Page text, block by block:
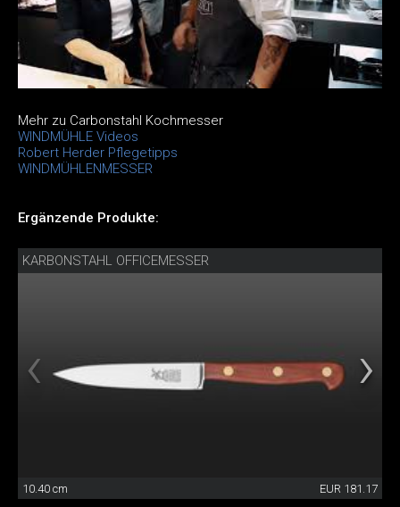
Mehr zu Carbonstahl Kochmesser
WINDMÜHLE Videos
Robert Herder Pflegetipps
WINDMÜHLENMESSER
Ergänzende Produkte:
KARBONSTAHL OFFICEMESSER
10.40 cm EUR 181.17